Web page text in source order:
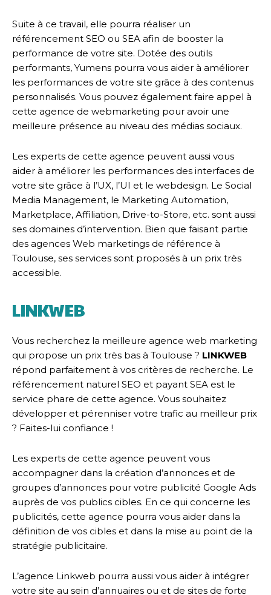
Suite à ce travail, elle pourra réaliser un
référencement SEO ou SEA afin de booster la
performance de votre site. Dotée des outils
performants, Yumens pourra vous aider à améliorer
les performances de votre site grâce à des contenus
personnalisés. Vous pouvez également faire appel à
cette agence de webmarketing pour avoir une
meilleure présence au niveau des médias sociaux.
Les experts de cette agence peuvent aussi vous
aider à améliorer les performances des interfaces de
votre site grâce à l’UX, l’UI et le webdesign. Le Social
Media Management, le Marketing Automation,
Marketplace, Affiliation, Drive-to-Store, etc. sont aussi
ses domaines d’intervention. Bien que faisant partie
des agences Web marketings de référence à
Toulouse, ses services sont proposés à un prix très
accessible.
LINKWEB
Vous recherchez la meilleure agence web marketing
qui propose un prix très bas à Toulouse ? LINKWEB
répond parfaitement à vos critères de recherche. Le
référencement naturel SEO et payant SEA est le
service phare de cette agence. Vous souhaitez
développer et pérenniser votre trafic au meilleur prix
? Faites-lui confiance !
Les experts de cette agence peuvent vous
accompagner dans la création d’annonces et de
groupes d’annonces pour votre publicité Google Ads
auprès de vos publics cibles. En ce qui concerne les
publicités, cette agence pourra vous aider dans la
définition de vos cibles et dans la mise au point de la
stratégie publicitaire.
L’agence Linkweb pourra aussi vous aider à intégrer
votre site au sein d’annuaires ou et de sites de forte